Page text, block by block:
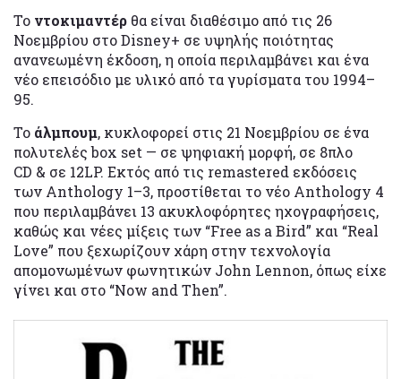
Το ντοκιμαντέρ θα είναι διαθέσιμο από τις 26
Νοεμβρίου στο Disney+ σε υψηλής ποιότητας
ανανεωμένη έκδοση, η οποία περιλαμβάνει και ένα
νέο επεισόδιο με υλικό από τα γυρίσματα του 1994–
95.
Το άλμπουμ, κυκλοφορεί στις 21 Νοεμβρίου σε ένα
πολυτελές box set — σε ψηφιακή μορφή, σε 8πλο
CD & σε 12LP. Εκτός από τις remastered εκδόσεις
των Anthology 1–3, προστίθεται το νέο Anthology 4
που περιλαμβάνει 13 ακυκλοφόρητες ηχογραφήσεις,
καθώς και νέες μίξεις των “Free as a Bird” και “Real
Love” που ξεχωρίζουν χάρη στην τεχνολογία
απομονωμένων φωνητικών John Lennon, όπως είχε
γίνει και στο “Now and Then”.